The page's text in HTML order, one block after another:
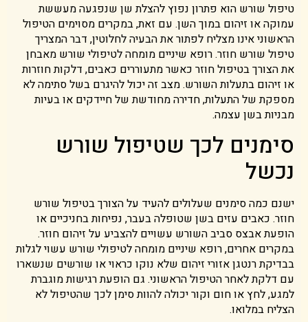
טיפול שורש הוא פתרון נפוץ להצלת שן שנפגעה מעששת
עמוקה או זיהום במוך השן. עם זאת, במקרים מסוימים הטיפול
הראשוני אינו מצליח לפתור את הבעיה לחלוטין, דבר המצריך
טיפול שורש חוזר. רופא שיניים מומחה לטיפולי שורש מאבחן
את הצורך בטיפול חוזר כאשר מתעוררים כאבים, דלקות חוזרות
או זיהום בתעלות השורש. מצב זה יכול להיגרם בשל סתימה לא
מספקת של התעלות, חדירה מחודשת של חיידקים או בעיות
מבניות בשן עצמה.
סימנים לכך שטיפול שורש
נכשל
ישנם כמה סימנים שעלולים להעיד על הצורך בטיפול שורש
חוזר. כאבים עזים בשן שטופלה בעבר, נפיחות בחניכיים או
הופעת אבצס סביב השורש עשויים להצביע על זיהום חוזר.
במקרים אחרים, רופא שיניים מומחה לטיפולי שורש עשוי לגלות
בבדיקת רנטגן אזורי זיהום שלא נוקו כראוי או שורשים שנשארו
עם דלקת לאחר הטיפול הראשוני. גם הופעת רגישות מוגברת
למגע, לחץ או חום וקור יכולה להוות סימן לכך שהטיפול לא
הצליח במלואו.